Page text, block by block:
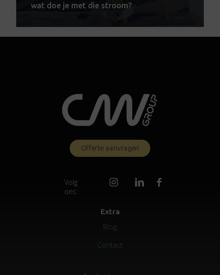
wat doe je met die stroom?
Offerte aanvragen
Volg
ons:
Extra
Blog
Contact